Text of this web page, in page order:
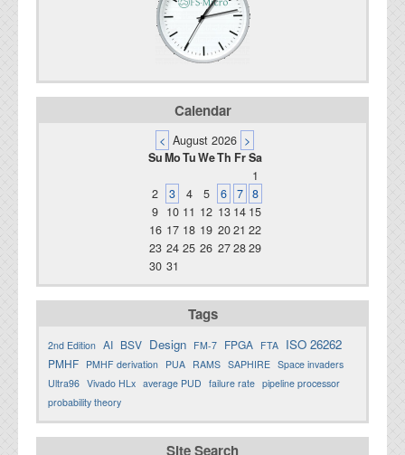
Calendar
< August 2026 >
SuMoTuWeTh FrSa
1
2
3 4 5 6 7 8
9 10 11 12 13 14 15
16 17 18 19 2021 22
23 24 25 26 272829
30 31
Tags
2nd Edition AI BSV Design FM-7 FPGA FTA ISO 26262
PMHF PMHF derivation PUA RAMS SAPHIRE Space invaders
Ultra96 Vivado HLx average PUD failure rate pipeline processor
probability theory
Site Search